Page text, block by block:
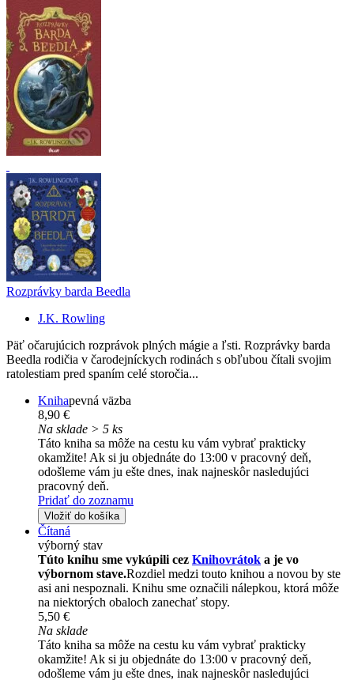
Rozprávky barda Beedla
J.K. Rowling
Päť očarujúcich rozprávok plných mágie a ľsti. Rozprávky barda
Beedla rodičia v čarodejníckych rodinách s obľubou čítali svojim
ratolestiam pred spaním celé storočia...
Knihapevná väzba
8,90 €
Na sklade > 5 ks
Táto kniha sa môže na cestu ku vám vybrať prakticky
okamžite! Ak si ju objednáte do 13:00 v pracovný deň,
odošleme vám ju ešte dnes, inak najneskôr nasledujúci
pracovný deň.
Pridať do zoznamu
Vložiť do košíka
Čítaná
výborný stav
Túto knihu sme vykúpili cez Knihovrátok a je vo
výbornom stave.Rozdiel medzi touto knihou a novou by ste
asi ani nespoznali. Knihu sme označili nálepkou, ktorá môže
na niektorých obaloch zanechať stopy.
5,50 €
Na sklade
Táto kniha sa môže na cestu ku vám vybrať prakticky
okamžite! Ak si ju objednáte do 13:00 v pracovný deň,
odošleme vám ju ešte dnes, inak najneskôr nasledujúci